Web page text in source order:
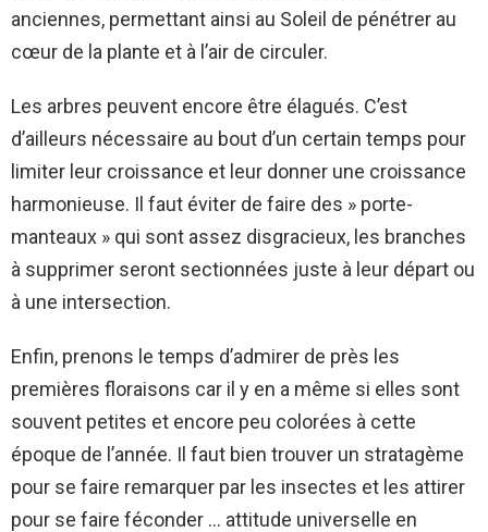
anciennes, permettant ainsi au Soleil de pénétrer au
cœur de la plante et à l’air de circuler.
Les arbres peuvent encore être élagués. C’est
d’ailleurs nécessaire au bout d’un certain temps pour
limiter leur croissance et leur donner une croissance
harmonieuse. Il faut éviter de faire des » porte-
manteaux » qui sont assez disgracieux, les branches
à supprimer seront sectionnées juste à leur départ ou
à une intersection.
Enfin, prenons le temps d’admirer de près les
premières floraisons car il y en a même si elles sont
souvent petites et encore peu colorées à cette
époque de l’année. Il faut bien trouver un stratagème
pour se faire remarquer par les insectes et les attirer
pour se faire féconder … attitude universelle en